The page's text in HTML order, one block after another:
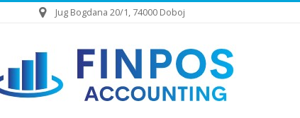
Jug Bogdana 20/1, 74000 Doboj